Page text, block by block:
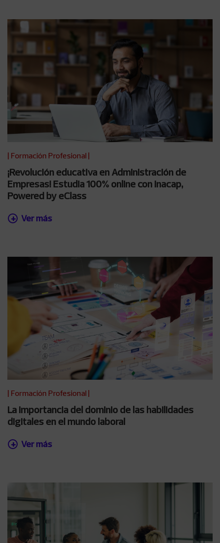
| Formación Profesional |
¡Revolución educativa en Administración de
Empresas! Estudia 100% online con Inacap,
Powered by eClass
Ver más
| Formación Profesional |
La importancia del dominio de las habilidades
digitales en el mundo laboral
Ver más